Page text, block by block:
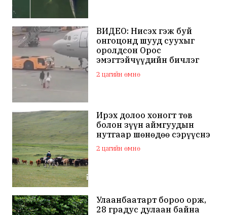
ВИДЕО: Нисэх гэж буй
онгоцонд шууд суухыг
оролдсон Орос
эмэгтэйчүүдийн бичлэг
дэлхий нийтийн
анхааралд оров
2 цагийн өмнө
Ирэх долоо хоногт төв
болон зүүн аймгуудын
нутгаар шөнөдөө сэрүүснэ
2 цагийн өмнө
Улаанбаатарт бороо орж,
28 градус дулаан байна